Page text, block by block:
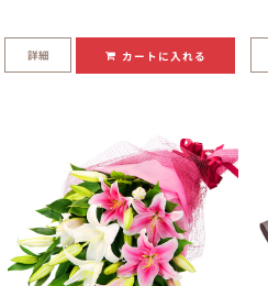
詳細 カートに入れる